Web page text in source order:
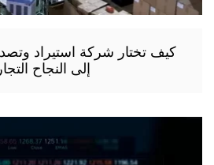
كيف تختار شركة استيراد
إلى النجاح